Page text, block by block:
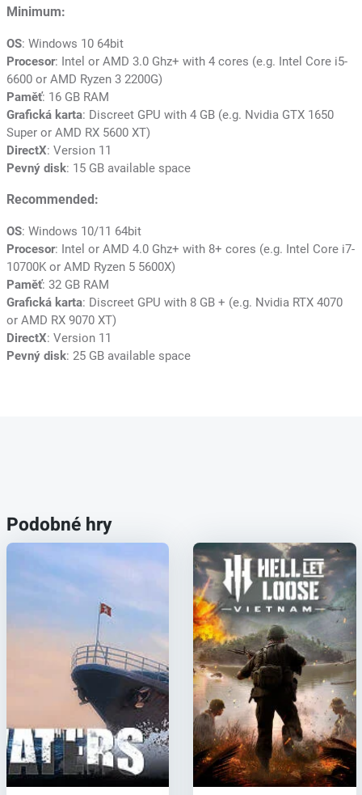
Minimum:
OS: Windows 10 64bit
Procesor: Intel or AMD 3.0 Ghz+ with 4 cores (e.g. Intel Core i5-
6600 or AMD Ryzen 3 2200G)
Paměť: 16 GB RAM
Grafická karta: Discreet GPU with 4 GB (e.g. Nvidia GTX 1650
Super or AMD RX 5600 XT)
DirectX: Version 11
Pevný disk: 15 GB available space
Recommended:
OS: Windows 10/11 64bit
Procesor: Intel or AMD 4.0 Ghz+ with 8+ cores (e.g. Intel Core i7-
10700K or AMD Ryzen 5 5600X)
Paměť: 32 GB RAM
Grafická karta: Discreet GPU with 8 GB + (e.g. Nvidia RTX 4070
or AMD RX 9070 XT)
DirectX: Version 11
Pevný disk: 25 GB available space
Podobné hry